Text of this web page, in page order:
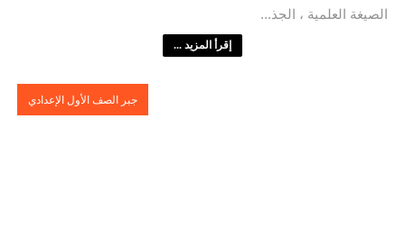
الصيغة العلمية ، الجذ...
إقرأ المزيد ...
جبر الصف الأول الإعدادي